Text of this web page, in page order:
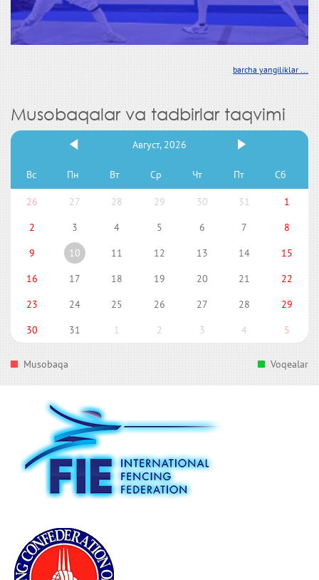
barcha yangiliklar ...
Musobaqalar va tadbirlar taqvimi
Август, 2026
Вс Пн Вт Ср Чт Пт Сб
26 27 28 29 30 31
1
2
3 4 5 6 7
8
9
10 11 12 13 14
15
16
17 18 19 20 21
22
23
24 25 26 27 28
29
30
31 1 2 3 4 5
Musobaqa Voqealar